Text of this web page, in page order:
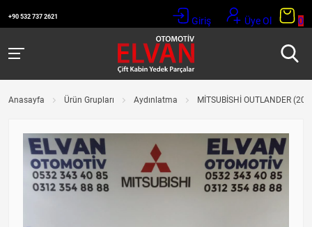
+90 532 737 2621 Giriş Üye Ol 0
Anasayfa Ürün Grupları Aydınlatma MİTSUBİSHİ OUTLANDER